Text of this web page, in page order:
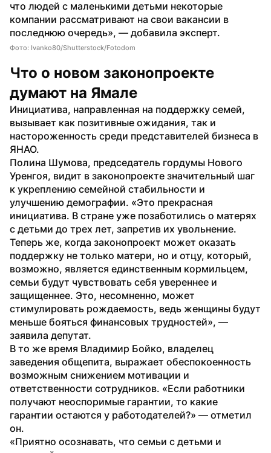
что людей с маленькими детьми некоторые
компании рассматривают на свои вакансии в
последнюю очередь», — добавила эксперт.
Фото: Ivanko80/Shutterstock/Fotodom
Что о новом законопроекте
думают на Ямале
Инициатива, направленная на поддержку семей,
вызывает как позитивные ожидания, так и
настороженность среди представителей бизнеса в
ЯНАО.
Полина Шумова, председатель гордумы Нового
Уренгоя, видит в законопроекте значительный шаг
к укреплению семейной стабильности и
улучшению демографии. «Это прекрасная
инициатива. В стране уже позаботились о матерях
с детьми до трех лет, запретив их увольнение.
Теперь же, когда законопроект может оказать
поддержку не только матери, но и отцу, который,
возможно, является единственным кормильцем,
семьи будут чувствовать себя увереннее и
защищеннее. Это, несомненно, может
стимулировать рождаемость, ведь женщины будут
меньше бояться финансовых трудностей», —
заявила депутат.
В то же время Владимир Бойко, владелец
заведения общепита, выражает обеспокоенность
возможным снижением мотивации и
ответственности сотрудников. «Если работники
получают неоспоримые гарантии, то какие
гарантии остаются у работодателей?» — отметил
он.
«Приятно осознавать, что семьи с детьми и